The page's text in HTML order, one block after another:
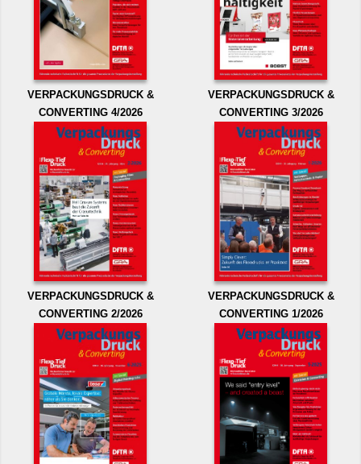
VERPACKUNGSDRUCK &
CONVERTING 4/2026
VERPACKUNGSDRUCK &
CONVERTING 3/2026
VERPACKUNGSDRUCK &
CONVERTING 2/2026
VERPACKUNGSDRUCK &
CONVERTING 1/2026